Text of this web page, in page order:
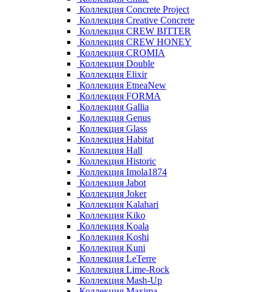
Коллекция Concrete Project
Коллекция Creative Concrete
Коллекция CREW BITTER
Коллекция CREW HONEY
Коллекция CROMIA
Коллекция Double
Коллекция Elixir
Коллекция EtneaNew
Коллекция FORMA
Коллекция Gallia
Коллекция Genus
Коллекция Glass
Коллекция Habitat
Коллекция Hall
Коллекция Historic
Коллекция Imola1874
Коллекция Jabot
Коллекция Joker
Коллекция Kalahari
Коллекция Kiko
Коллекция Koala
Коллекция Koshi
Коллекция Kuni
Коллекция LeTerre
Коллекция Lime-Rock
Коллекция Mash-Up